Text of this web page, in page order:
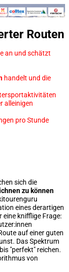
Routen
an und schätzt
handelt und die
alleinigen
pro Stunde
sich die
zu können
eines derartigen
eine knifflige Frage:
auf einer guten
Das Spektrum
"perfekt" reichen.
von